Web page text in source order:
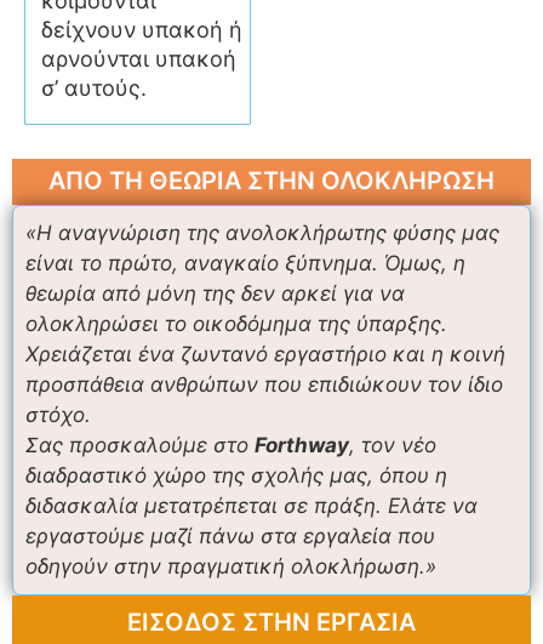
δείχνουν υπακοή ή
αρνούνται υπακοή
σ’ αυτούς.
ΑΠΟ ΤΗ ΘΕΩΡΙΑ ΣΤΗΝ ΟΛΟΚΛΗΡΩΣΗ
«Η αναγνώριση της ανολοκλήρωτης φύσης μας
είναι το πρώτο, αναγκαίο ξύπνημα. Όμως, η
θεωρία από μόνη της δεν αρκεί για να
ολοκληρώσει το οικοδόμημα της ύπαρξης.
Χρειάζεται ένα ζωντανό εργαστήριο και η κοινή
προσπάθεια ανθρώπων που επιδιώκουν τον ίδιο
στόχο.
Σας προσκαλούμε στο Forthway, τον νέο
διαδραστικό χώρο της σχολής μας, όπου η
διδασκαλία μετατρέπεται σε πράξη. Ελάτε να
εργαστούμε μαζί πάνω στα εργαλεία που
οδηγούν στην πραγματική ολοκλήρωση.»
ΕΙΣΟΔΟΣ ΣΤΗΝ ΕΡΓΑΣΙΑ